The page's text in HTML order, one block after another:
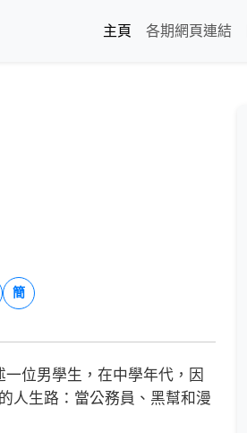
主頁
各期網頁連結
簡
位男學生，在中學年代，因
人生路：當公務員、黑幫和漫